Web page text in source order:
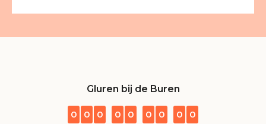
Gluren bij de Buren
0 0 0 0 0 0 0 0 0